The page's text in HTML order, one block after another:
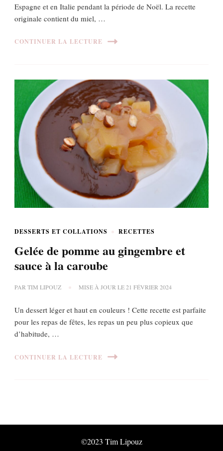
Espagne et en Italie pendant la période de Noël. La recette
originale contient du miel, …
CONTINUER LA LECTURE
DESSERTS ET COLLATIONS RECETTES
Gelée de pomme au gingembre et
sauce à la caroube
PAR TIM LIPOUZ MISE À JOUR LE21 FÉVRIER 2024
Un dessert léger et haut en couleurs ! Cette recette est parfaite
pour les repas de fêtes, les repas un peu plus copieux que
d’habitude, …
CONTINUER LA LECTURE
©2023 Tim Lipouz